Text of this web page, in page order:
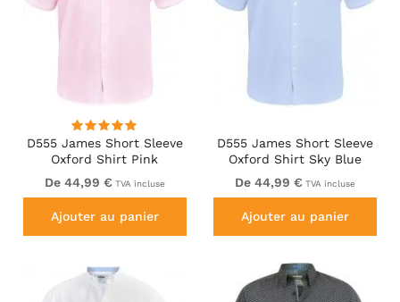
D555 James Short Sleeve
Oxford Shirt Pink
De 44,99 € TVA incluse
Ajouter au panier
D555 James Short Sleeve
Oxford Shirt Sky Blue
De 44,99 € TVA incluse
Ajouter au panier